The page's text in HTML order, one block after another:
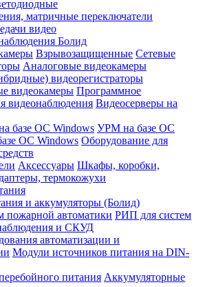
матричные переключатели
видео
Болид
Взрывозащищенные Сетевые
Аналоговые видеокамеры
видеорегистраторы
видеокамеры Программное
видеонаблюдения Видеосерверы на
базе ОС Windows УРМ на базе ОС
ОС Windows Оборудование для
Аксессуары Шкафы, коробки,
термокожухи
и аккумуляторы (Болид)
пожарной автоматики РИП для систем
и СКУД
автоматизации и
Модули источников питания на DIN-
питания Аккумуляторные